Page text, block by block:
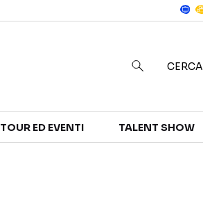
CERCA
TOUR ED EVENTI TALENT SHOW